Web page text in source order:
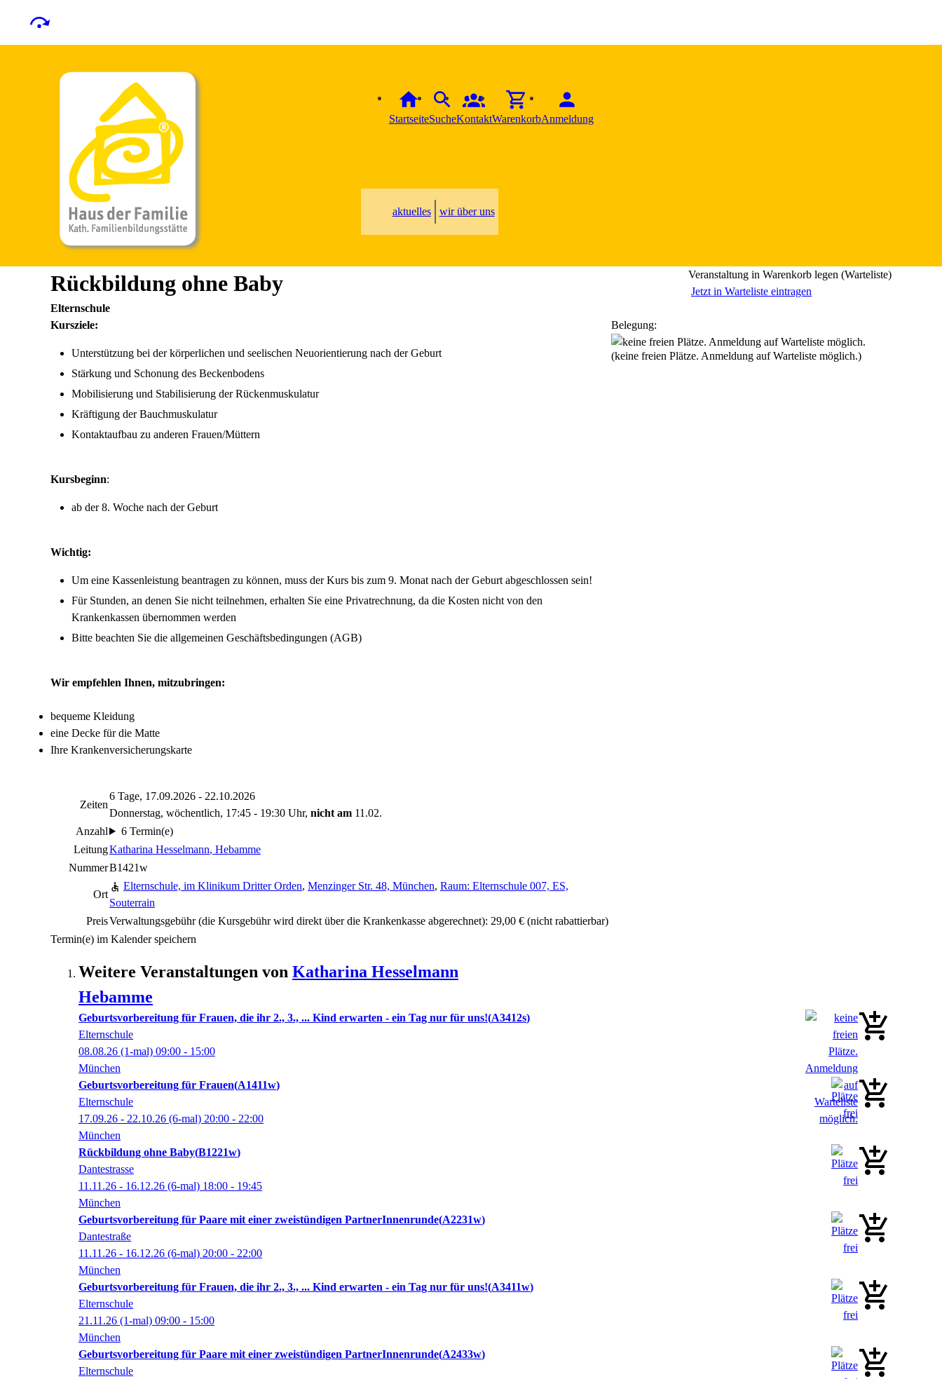
StartseiteSucheKontaktWarenkorbAnmeldung
aktuelles wir über uns
Rückbildung ohne Baby
Elternschule
Kursziele:
Unterstützung bei der körperlichen und seelischen Neuorientierung nach der Geburt
Stärkung und Schonung des Beckenbodens
Mobilisierung und Stabilisierung der Rückenmuskulatur
Kräftigung der Bauchmuskulatur
Kontaktaufbau zu anderen Frauen/Müttern
Kursbeginn:
ab der 8. Woche nach der Geburt
Wichtig:
Um eine Kassenleistung beantragen zu können, muss der Kurs bis zum 9. Monat nach der Geburt abgeschlossen sein!
Für Stunden, an denen Sie nicht teilnehmen, erhalten Sie eine Privatrechnung, da die Kosten nicht von den
Krankenkassen übernommen werden
Bitte beachten Sie die allgemeinen Geschäftsbedingungen (AGB)
Wir empfehlen Ihnen, mitzubringen:
bequeme Kleidung
eine Decke für die Matte
Ihre Krankenversicherungskarte
Zeiten
6 Tage, 17.09.2026 - 22.10.2026
Donnerstag, wöchentlich, 17:45 - 19:30 Uhr, nicht am 11.02.
Anzahl
6 Termin(e)
LeitungKatharina Hesselmann, Hebamme
NummerB1421w
Ort
Elternschule, im Klinikum Dritter Orden, Menzinger Str. 48, München, Raum: Elternschule 007, ES,
Souterrain
PreisVerwaltungsgebühr (die Kursgebühr wird direkt über die Krankenkasse abgerechnet): 29,00 € (nicht rabattierbar)
Veranstaltung in Warenkorb legen (Warteliste)
Jetzt in Warteliste eintragen
Belegung:
(keine freien Plätze. Anmeldung auf Warteliste möglich.)
Termin(e) im Kalender speichern
Weitere Veranstaltungen von Katharina Hesselmann
Hebamme
Geburtsvorbereitung für Frauen, die ihr 2., 3., ... Kind erwarten - ein Tag nur für uns! A3412s
Elternschule
08.08.26 (1-mal) 09:00 - 15:00
München
Geburtsvorbereitung für Frauen A1411w
Elternschule
17.09.26 - 22.10.26 (6-mal) 20:00 - 22:00
München
Rückbildung ohne Baby B1221w
Dantestrasse
11.11.26 - 16.12.26 (6-mal) 18:00 - 19:45
München
Geburtsvorbereitung für Paare mit einer zweistündigen PartnerInnenrunde A2231w
Dantestraße
11.11.26 - 16.12.26 (6-mal) 20:00 - 22:00
München
Geburtsvorbereitung für Frauen, die ihr 2., 3., ... Kind erwarten - ein Tag nur für uns! A3411w
Elternschule
21.11.26 (1-mal) 09:00 - 15:00
München
Geburtsvorbereitung für Paare mit einer zweistündigen PartnerInnenrunde A2433w
Elternschule